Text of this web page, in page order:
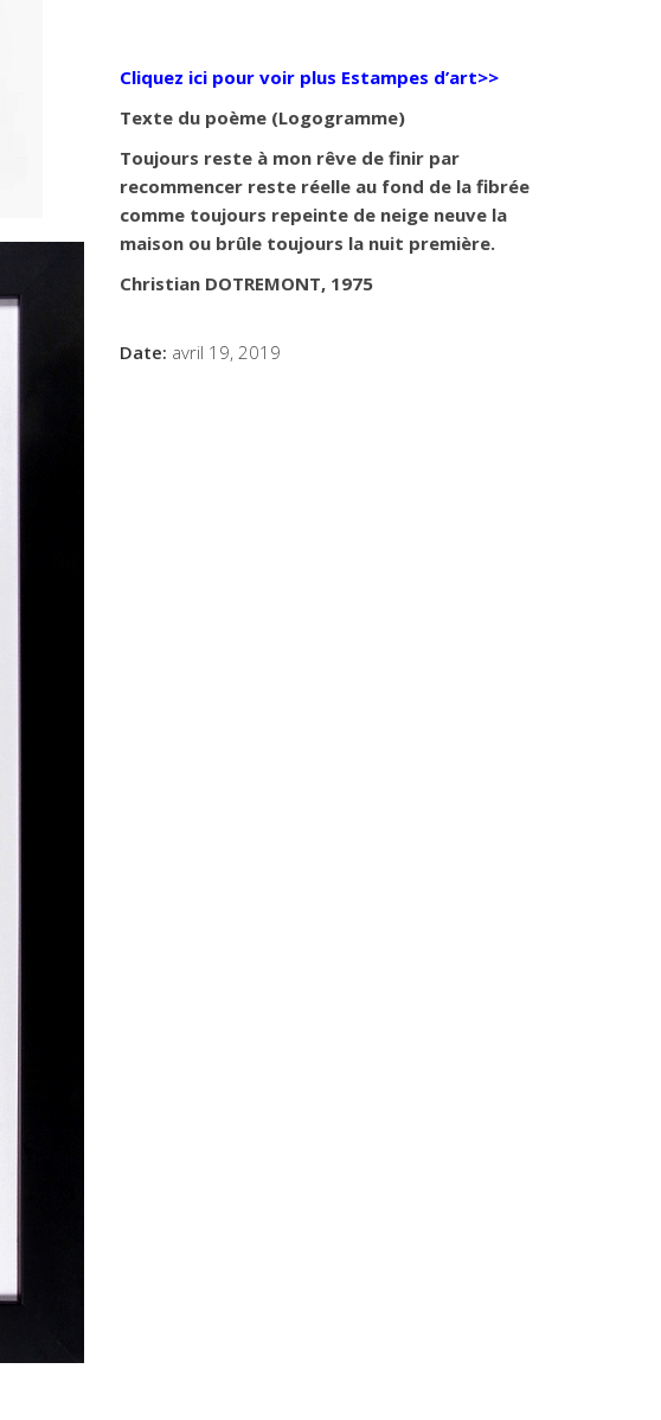
Cliquez ici pour voir plus Estampes d’art>>
Texte du poème (Logogramme)
Toujours reste à mon rêve de finir par
recommencer reste réelle au fond de la fibrée
comme toujours repeinte de neige neuve la
maison ou brûle toujours la nuit première.
Christian DOTREMONT, 1975
Date: avril 19, 2019